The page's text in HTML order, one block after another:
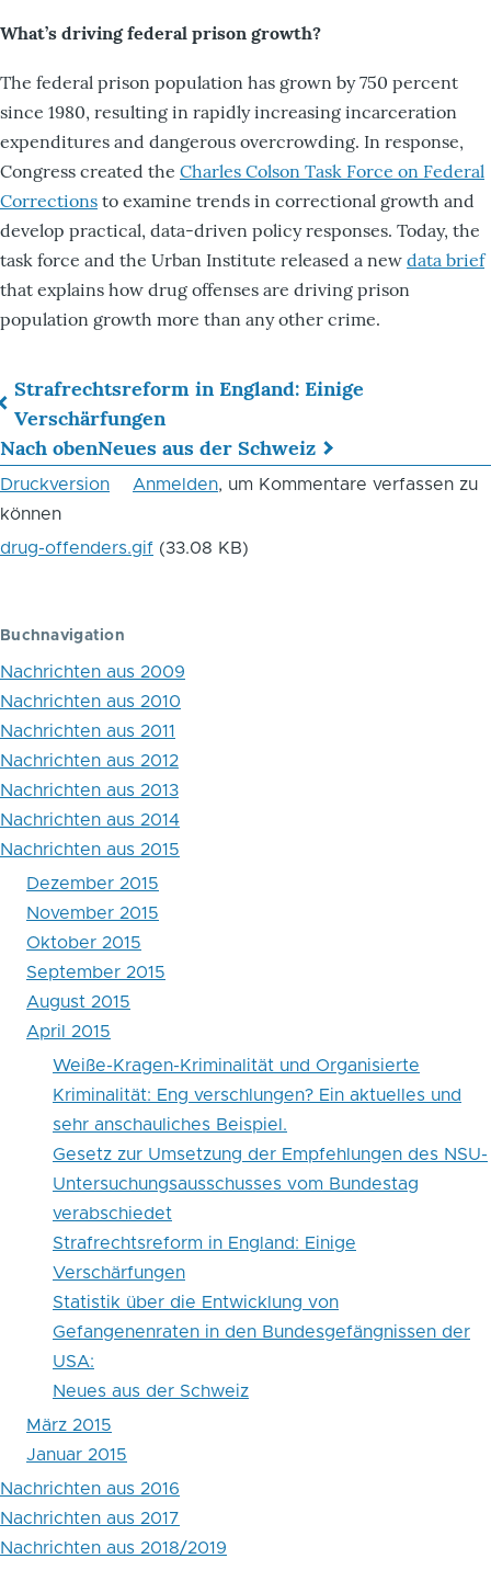
What’s driving federal prison growth?
The federal prison population has grown by 750 percent
since 1980, resulting in rapidly increasing incarceration
expenditures and dangerous overcrowding. In response,
Congress created the Charles Colson Task Force on Federal
Corrections to examine trends in correctional growth and
develop practical, data-driven policy responses. Today, the
task force and the Urban Institute released a new data brief
that explains how drug offenses are driving prison
population growth more than any other crime.
Links
für
das
Statistik
über
die
Entwicklung
von
Gefangenenraten
den
Bundesgefängnissen
der
USA:
Strafrechtsreform in England: Einige
Verschärfungen
Nach obenNeues aus der Schweiz
Druckversion Anmelden, um Kommentare verfassen zu
können
drug-offenders.gif (33.08 KB)
Buchnavigation
Nachrichten aus 2009
Nachrichten aus 2010
Nachrichten aus 2011
Nachrichten aus 2012
Nachrichten aus 2013
Nachrichten aus 2014
Nachrichten aus 2015
Dezember 2015
November 2015
Oktober 2015
September 2015
August 2015
April 2015
Weiße-Kragen-Kriminalität und Organisierte
Kriminalität: Eng verschlungen? Ein aktuelles und
sehr anschauliches Beispiel.
Gesetz zur Umsetzung der Empfehlungen des NSU-
Untersuchungsausschusses vom Bundestag
verabschiedet
Strafrechtsreform in England: Einige
Verschärfungen
Statistik über die Entwicklung von
Gefangenenraten in den Bundesgefängnissen der
USA:
Neues aus der Schweiz
März 2015
Januar 2015
Nachrichten aus 2016
Nachrichten aus 2017
Nachrichten aus 2018/2019